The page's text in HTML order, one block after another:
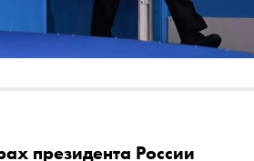
президента России